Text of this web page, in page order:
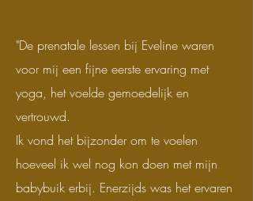
"De prenatale lessen bij Eveline waren
voor mij een fijne eerste ervaring met
yoga, het voelde gemoedelijk en
vertrouwd.
Ik vond het bijzonder om te voelen
hoeveel ik wel nog kon doen met mijn
babybuik erbij. Enerzijds was het ervaren